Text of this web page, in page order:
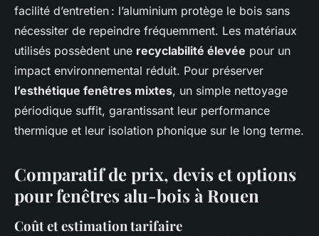
facilité d’entretien : l’aluminium protège le bois sans
nécessiter de repeindre fréquemment. Les matériaux
utilisés possèdent une recyclabilité élevée pour un
impact environnemental réduit. Pour préserver
l’esthétique fenêtres mixtes, un simple nettoyage
périodique suffit, garantissant leur performance
thermique et leur isolation phonique sur le long terme.
Comparatif de prix, devis et options
pour fenêtres alu-bois à Rouen
Coût et estimation tarifaire